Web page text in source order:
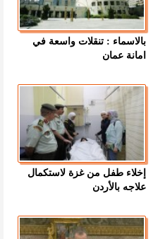
بالاسماء : تنقلات واسعة في
امانة عمان
إخلاء طفل من غزة لاستكمال
علاجه بالأردن